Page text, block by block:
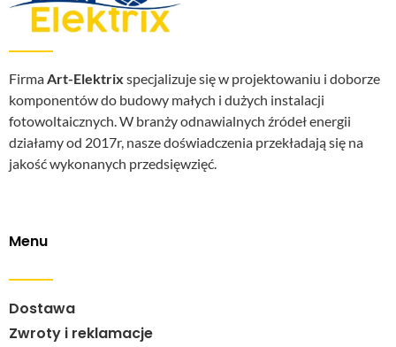
FirmaArt-Elektrix specjalizuje się w projektowaniu i doborze
komponentów do budowy małych i dużych instalacji
fotowoltaicznych. W branży odnawialnych źródeł energii
działamy od 2017r, nasze doświadczenia przekładają się na
jakość wykonanych przedsięwzięć.
Menu
Dostawa
Zwroty i reklamacje